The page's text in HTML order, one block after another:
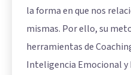
la forma en que nos
mismas. Por ello, su
herramientas de
Inteligencia Emocional